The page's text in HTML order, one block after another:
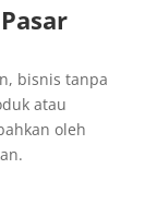
bisnis tanpa
atau
oleh